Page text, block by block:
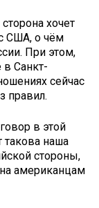
хочет
США, о чём
При этом,
в Санкт-
сейчас
правил.
в этой
такова наша
стороны,
американцам